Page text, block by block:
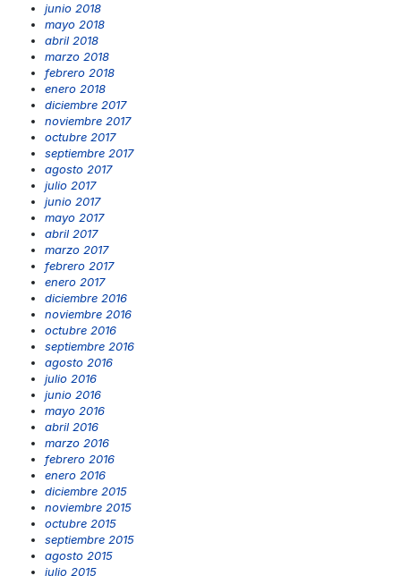
junio 2018
mayo 2018
abril 2018
marzo 2018
febrero 2018
enero 2018
diciembre 2017
noviembre 2017
octubre 2017
septiembre 2017
agosto 2017
julio 2017
junio 2017
mayo 2017
abril 2017
marzo 2017
febrero 2017
enero 2017
diciembre 2016
noviembre 2016
octubre 2016
septiembre 2016
agosto 2016
julio 2016
junio 2016
mayo 2016
abril 2016
marzo 2016
febrero 2016
enero 2016
diciembre 2015
noviembre 2015
octubre 2015
septiembre 2015
agosto 2015
julio 2015